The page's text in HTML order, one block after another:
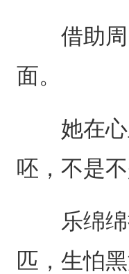
借助周
面。
她在心
呸，不是
乐绵绵
匹，生怕